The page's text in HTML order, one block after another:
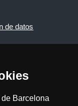
Barcelona
de datos